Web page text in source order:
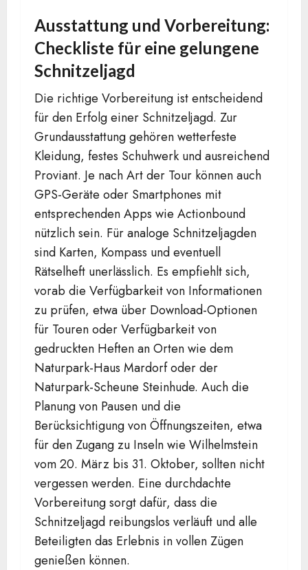
Ausstattung und Vorbereitung:
Checkliste für eine gelungene
Schnitzeljagd
Die richtige Vorbereitung ist entscheidend
für den Erfolg einer Schnitzeljagd. Zur
Grundausstattung gehören wetterfeste
Kleidung, festes Schuhwerk und ausreichend
Proviant. Je nach Art der Tour können auch
GPS-Geräte oder Smartphones mit
entsprechenden Apps wie Actionbound
nützlich sein. Für analoge Schnitzeljagden
sind Karten, Kompass und eventuell
Rätselheft unerlässlich. Es empfiehlt sich,
vorab die Verfügbarkeit von Informationen
zu prüfen, etwa über Download-Optionen
für Touren oder Verfügbarkeit von
gedruckten Heften an Orten wie dem
Naturpark-Haus Mardorf oder der
Naturpark-Scheune Steinhude. Auch die
Planung von Pausen und die
Berücksichtigung von Öffnungszeiten, etwa
für den Zugang zu Inseln wie Wilhelmstein
vom 20. März bis 31. Oktober, sollten nicht
vergessen werden. Eine durchdachte
Vorbereitung sorgt dafür, dass die
Schnitzeljagd reibungslos verläuft und alle
Beteiligten das Erlebnis in vollen Zügen
genießen können.